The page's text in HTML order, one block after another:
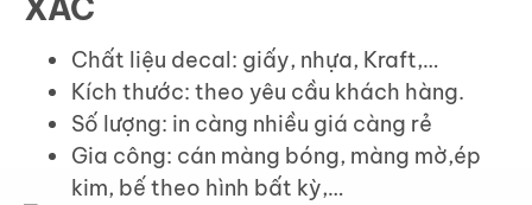
Chất liệu decal: giấy, nhựa, Kraft,…
Kích thước: theo yêu cầu khách hàng.
Số lượng: in càng nhiều giá càng rẻ
Gia công: cán màng bóng, màng mờ,ép
kim, bế theo hình bất kỳ,…